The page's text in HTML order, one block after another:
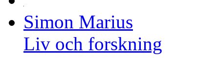
Simon Marius
Liv och forskning